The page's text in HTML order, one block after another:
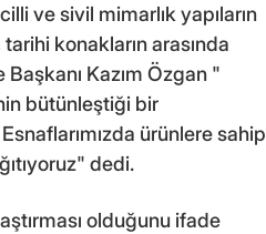
ve sivil mimarlık yapıların
konakların arasında
Kazım Özgan "
bütünleştiği bir
ürünlere sahip
dedi.
olduğunu ifade